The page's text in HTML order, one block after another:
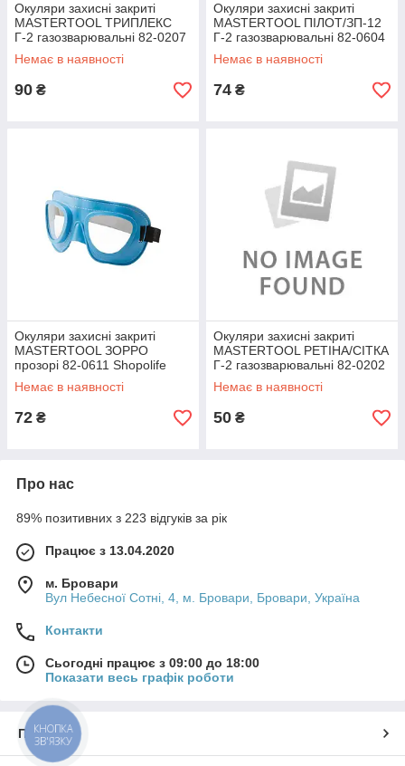
Окуляри захисні закриті
MASTERTOOL ТРИПЛЕКС
Г-2 газозварювальні 82-0207
SPL
Немає в наявності
90 ₴
Окуляри захисні закриті
MASTERTOOL ПІЛОТ/ЗП-12
Г-2 газозварювальні 82-0604
Shopolife
Немає в наявності
74 ₴
Окуляри захисні закриті
MASTERTOOL ЗОРРО
прозорі 82-0611 Shopolife
Немає в наявності
72 ₴
Окуляри захисні закриті
MASTERTOOL РЕТІНА/СІТКА
Г-2 газозварювальні 82-0202
SPL
Немає в наявності
50 ₴
Про нас
89% позитивних з 223 відгуків за рік
Працює з 13.04.2020
м. Бровари
Вул Небесної Сотні, 4, м. Бровари, Бровари, Україна
Контакти
Сьогодні працює з 09:00 до 18:00
Показати весь графік роботи
Про нас
КНОПКА
ЗВ'ЯЗКУ